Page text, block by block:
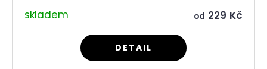
skladem od 229 Kč
DETAIL